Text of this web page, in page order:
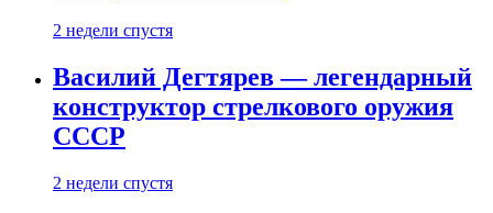
2 недели спустя
Василий Дегтярев — легендарный
конструктор стрелкового оружия
СССР
2 недели спустя